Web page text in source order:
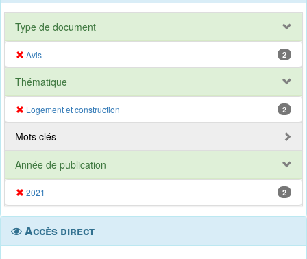
Type de document
Avis 2
Thématique
Logement et construction 2
Mots clés
Année de publication
2021 2
Accès direct